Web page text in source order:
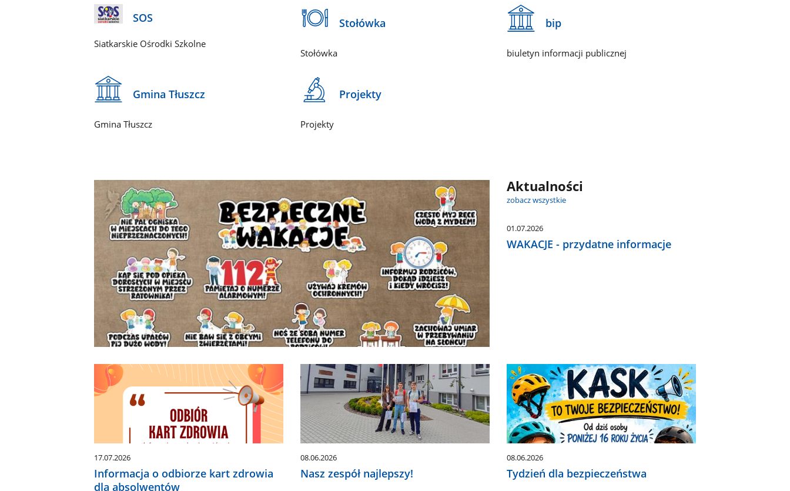
SOS
Siatkarskie Ośrodki Szkolne
Stołówka
Stołówka
bip
biuletyn informacji publicznej
Gmina Tłuszcz
Gmina Tłuszcz
Projekty
Projekty
Aktualności
zobacz wszystkie
01.07.2026
WAKACJE - przydatne informacje
17.07.2026
Informacja o odbiorze kart zdrowia
dla absolwentów
08.06.2026
Nasz zespół najlepszy!
08.06.2026
Tydzień dla bezpieczeństwa